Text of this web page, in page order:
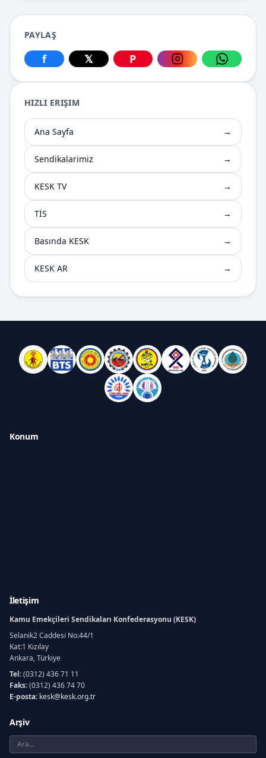
PAYLAŞ
Facebook üzerinden paylaş
f
X üzerinden paylaş
𝕏
Pinterest üzerinden paylaş
P
Instagram
HIZLI ERIŞIM
Ana Sayfa →
Sendikalarimiz →
KESK TV →
TİS →
Basında KESK →
KESK AR →
Konum
İletişim
Kamu Emekçileri Sendikaları Konfederasyonu (KESK)
Selanik2 Caddesi No:44/1
Kat:1 Kızılay
Ankara, Türkiye
Tel:(0312) 436 71 11
Faks:(0312) 436 74 70
E-posta: kesk@kesk.org.tr
Arşiv